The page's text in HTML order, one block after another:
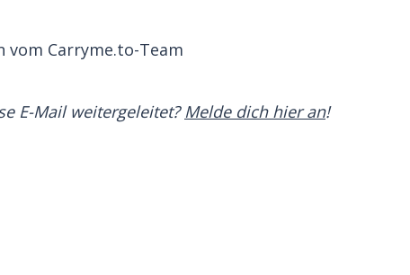
vom Carryme.to-Team
E-Mail weitergeleitet?Melde dich hier an!